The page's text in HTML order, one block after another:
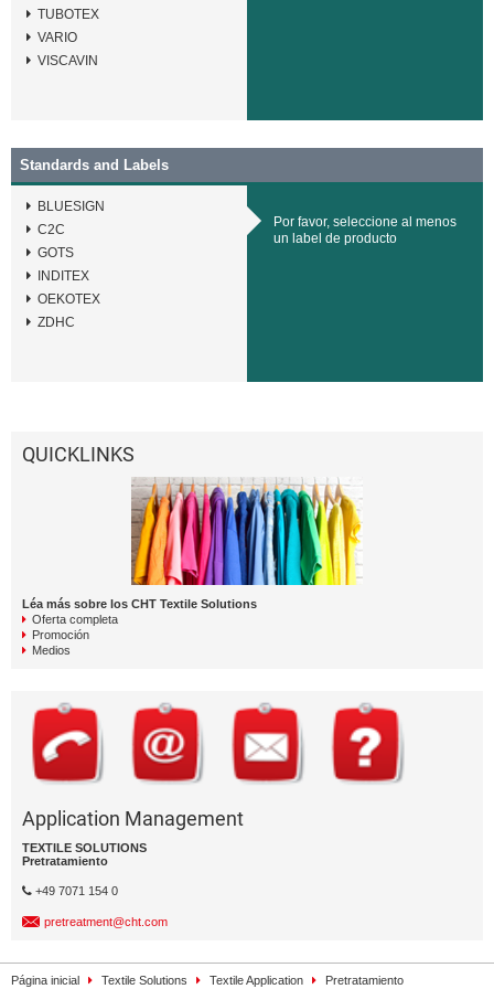
TUBOTEX
VARIO
VISCAVIN
Standards and Labels
BLUESIGN
C2C
GOTS
INDITEX
OEKOTEX
ZDHC
Por favor, seleccione al menos
un label de producto
QUICKLINKS
Léa más sobre los CHT Textile Solutions
Oferta completa
Promoción
Medios
Application Management
TEXTILE SOLUTIONS
Pretratamiento
+49 7071 154 0
pretreatment@cht.com
Página inicial Textile Solutions Textile Application Pretratamiento